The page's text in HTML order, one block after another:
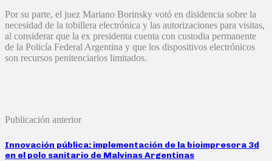
Por su parte, el juez Mariano Borinsky votó en disidencia sobre la
necesidad de la tobillera electrónica y las autorizaciones para visitas,
al considerar que la ex presidenta cuenta con custodia permanente
de la Policía Federal Argentina y que los dispositivos electrónicos
son recursos penitenciarios limitados.
Publicación anterior
Innovación pública: implementación de la bioimpresora 3d
en el polo sanitario de Malvinas Argentinas